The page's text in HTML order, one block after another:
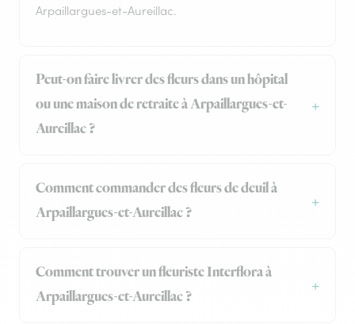
Arpaillargues-et-Aureillac.
Peut-on faire livrer des fleurs dans un hôpital
ou une maison de retraite à Arpaillargues-et-
Aureillac ?
Comment commander des fleurs de deuil à
Arpaillargues-et-Aureillac ?
Comment trouver un fleuriste Interflora à
Arpaillargues-et-Aureillac ?